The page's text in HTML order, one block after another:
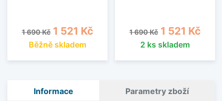
Běžná cena
1 690 Kč Cena
1 521 Kč
Běžně skladem
Běžná cena
1 690 Kč Cena
1 521 Kč
2 ks skladem
Informace Parametry zboží